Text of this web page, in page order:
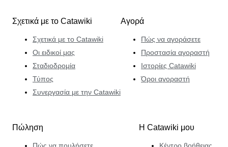
Σχετικά με το Catawiki
Σχετικά με το Catawiki
Οι ειδικοί μας
Σταδιοδρομία
Τύπος
Συνεργασία με την Catawiki
Αγορά
Πώς να αγοράσετε
Προστασία αγοραστή
Ιστορίες Catawiki
Όροι αγοραστή
Πώληση
Πώς να πουλήσετε
Η Catawiki μου
Κέντρο βοήθειας